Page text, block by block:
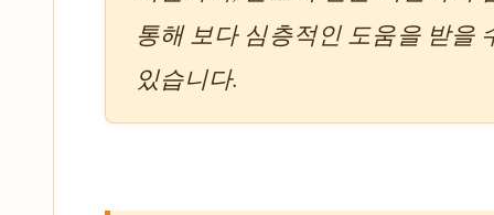
통해 보다 심층적인 도움을 받을
있습니다.